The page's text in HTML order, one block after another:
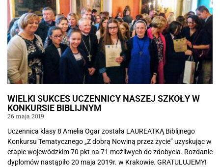
WIELKI SUKCES UCZENNICY NASZEJ SZKOŁY W
KONKURSIE BIBLIJNYM
26 maja 2019
Uczennica klasy 8 Amelia Ogar została LAUREATKĄ Biblijnego
Konkursu Tematycznego „Z dobrą Nowiną przez życie” uzyskując w
etapie wojewódzkim 70 pkt na 71 możliwych do zdobycia. Rozdanie
dyplomów nastąpiło 20 maja 2019r. w Krakowie. GRATULUJEMY!